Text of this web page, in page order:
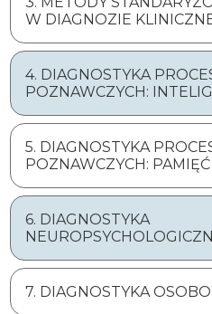
W DIAGNOZIE
4. DIAGNOSTYKA
POZNAWCZYCH:
5. DIAGNOSTYKA PROCESÓW
POZNAWCZYCH:
6. DIAGNOSTYKA
7. DIAGNOSTYKA